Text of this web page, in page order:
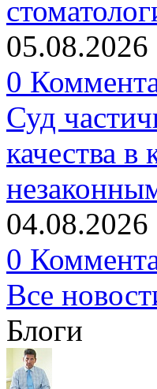
05.08.2026
0
Суд
качества
04.08.2026
0
Все
Блоги